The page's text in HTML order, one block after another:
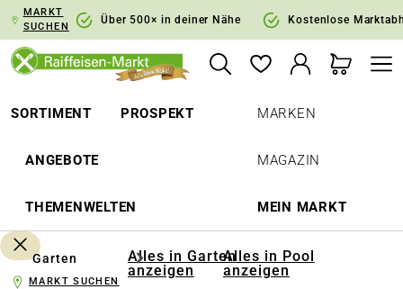
Zur Hauptnavigation springen
MARKT
SUCHEN
Über 500× in deiner Nähe Kostenlose
SORTIMENT PROSPEKT
ANGEBOTE
THEMENWELTEN
MARKEN
MAGAZIN
MEIN MARKT
Garten
Alles in Garten
anzeigen
Alles in Pool
anzeigen
MARKT SUCHEN